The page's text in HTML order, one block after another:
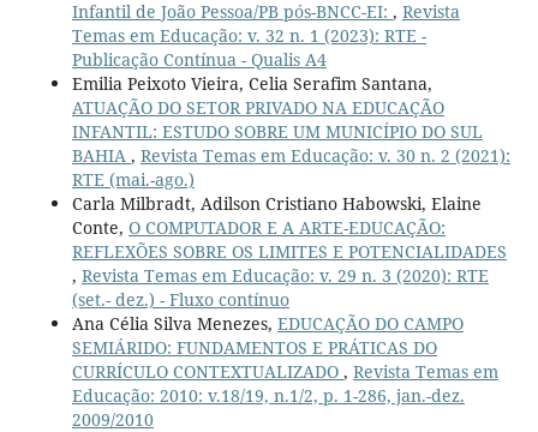
Infantil de João Pessoa/PB pós-BNCC-EI: , Revista
Temas em Educação: v. 32 n. 1 (2023): RTE -
Publicação Contínua - Qualis A4
Emilia Peixoto Vieira, Celia Serafim Santana,
ATUAÇÃO DO SETOR PRIVADO NA EDUCAÇÃO
INFANTIL: ESTUDO SOBRE UM MUNICÍPIO DO SUL
BAHIA , Revista Temas em Educação: v. 30 n. 2 (2021):
RTE (mai.-ago.)
Carla Milbradt, Adilson Cristiano Habowski, Elaine
Conte, O COMPUTADOR E A ARTE-EDUCAÇÃO:
REFLEXÕES SOBRE OS LIMITES E POTENCIALIDADES
, Revista Temas em Educação: v. 29 n. 3 (2020): RTE
(set.- dez.) - Fluxo contínuo
Ana Célia Silva Menezes, EDUCAÇÃO DO CAMPO
SEMIÁRIDO: FUNDAMENTOS E PRÁTICAS DO
CURRÍCULO CONTEXTUALIZADO , Revista Temas em
Educação: 2010: v.18/19, n.1/2, p. 1-286, jan.-dez.
2009/2010